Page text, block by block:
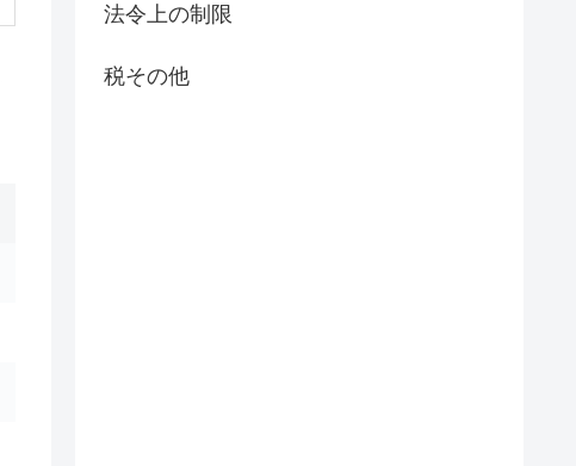
法令上の制限
税その他